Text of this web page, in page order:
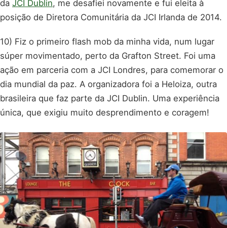
da JCI Dublin, me desafiei novamente e fui eleita à
posição de Diretora Comunitária da JCI Irlanda de 2014.
10) Fiz o primeiro flash mob da minha vida, num lugar
súper movimentado, perto da Grafton Street. Foi uma
ação em parceria com a JCI Londres, para comemorar o
dia mundial da paz. A organizadora foi a Heloiza, outra
brasileira que faz parte da JCI Dublin. Uma experiência
única, que exigiu muito desprendimento e coragem!